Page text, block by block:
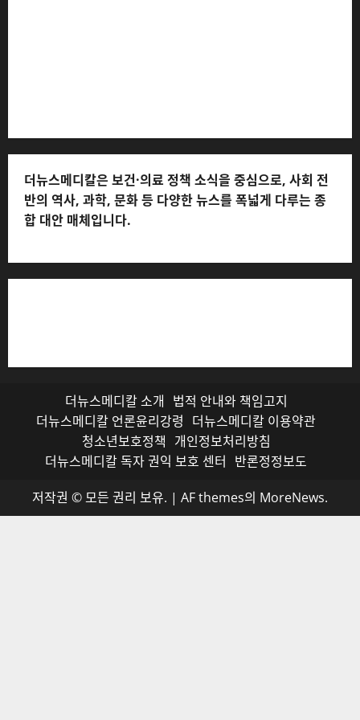
더뉴스메디칼은 보건·의료 정책 소식을 중심으로, 사회 전
반의 역사, 과학, 문화 등 다양한 뉴스를 폭넓게 다루는 종
합 대안 매체입니다.
더뉴스메디칼 소개 법적 안내와 책임고지
더뉴스메디칼 언론윤리강령 더뉴스메디칼 이용약관
청소년보호정책 개인정보처리방침
더뉴스메디칼 독자 권익 보호 센터 반론정정보도
저작권 © 모든 권리 보유. | AF themes의 MoreNews.